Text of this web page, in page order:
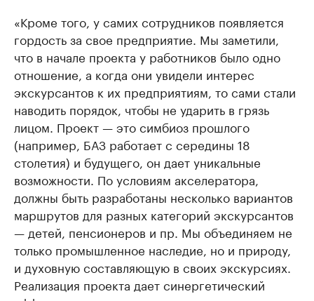
«Кроме того, у самих сотрудников появляется
гордость за свое предприятие. Мы заметили,
что в начале проекта у работников было одно
отношение, а когда они увидели интерес
экскурсантов к их предприятиям, то сами стали
наводить порядок, чтобы не ударить в грязь
лицом. Проект — это симбиоз прошлого
(например, БАЗ работает с середины 18
столетия) и будущего, он дает уникальные
возможности. По условиям акселератора,
должны быть разработаны несколько вариантов
маршрутов для разных категорий экскурсантов
— детей, пенсионеров и пр. Мы объединяем не
только промышленное наследие, но и природу,
и духовную составляющую в своих экскурсиях.
Реализация проекта дает синергетический